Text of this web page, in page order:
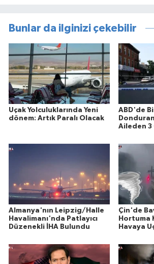
Bunlar da ilginizi çekebilir
Uçak Yolculuklarında Yeni
dönem: Artık Paralı Olacak
ABD'de
Aileden 3
Almanya'nın Leipzig/Halle
Havalimanı'nda Patlayıcı
Düzenekli İHA Bulundu
Çin'de
Hortuma
Havaya